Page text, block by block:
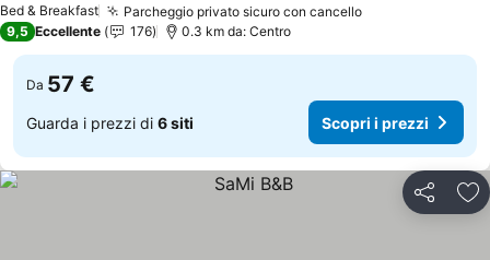
Bed & Breakfast Parcheggio privato sicuro con cancelloScopri i prezzi
9,5 Eccellente 176 0.3 km da: Centro
Da 57 €
Guarda i prezzi di 6 siti Scopri i prezzi
Condividi